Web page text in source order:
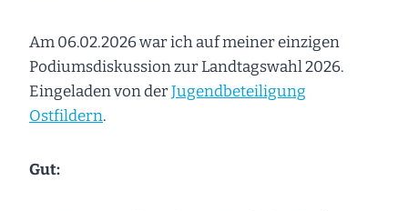
Am 06.02.2026 war ich auf meiner einzigen
Podiumsdiskussion zur Landtagswahl 2026.
Eingeladen von derJugendbeteiligung
Ostfildern.
Gut: